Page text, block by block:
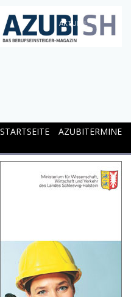
STARTSEITE AZUBITERMINE
AKTUELL